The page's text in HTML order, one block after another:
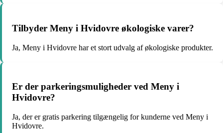
Tilbyder Meny i Hvidovre økologiske varer?
Ja, Meny i Hvidovre har et stort udvalg af økologiske produkter.
Er der parkeringsmuligheder ved Meny i
Hvidovre?
Ja, der er gratis parkering tilgængelig for kunderne ved Meny i
Hvidovre.